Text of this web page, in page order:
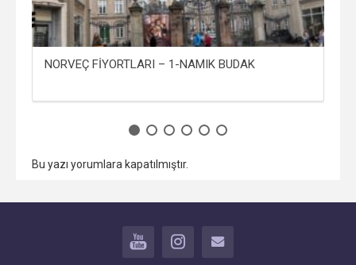
NORVEÇ FİYORTLARI – 1-NAMIK BUDAK
Bu yazı yorumlara kapatılmıştır.